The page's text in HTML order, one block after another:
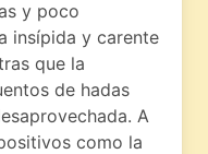
y poco
insípida y carente
que la
de hadas
A
como la